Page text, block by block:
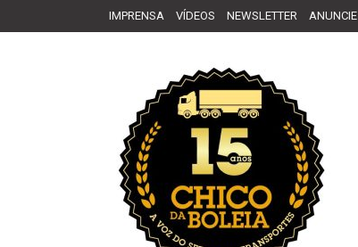
IMPRENSA VÍDEOS NEWSLETTER ANUNCIE